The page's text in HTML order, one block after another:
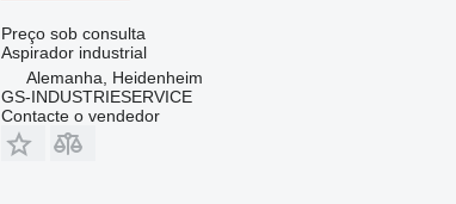
Preço sob consulta
Aspirador industrial
Alemanha, Heidenheim
GS-INDUSTRIESERVICE
Contacte o vendedor